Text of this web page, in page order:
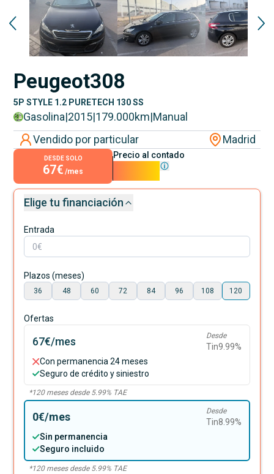
Peugeot308
5P STYLE 1.2 PURETECH 130 SS
Gasolina|2015|179.000km|Manual
Vendido por particular
Madrid
DESDE SOLO
67€ /mes
Precio al contado
Elige tu financiación
Entrada
Plazos (meses)
36 48 60 72 84 96 108 120
Ofertas
67€/mes Desde
Tin9.99%
Con permanencia 24 meses
Seguro de crédito y siniestro
*120meses desde 5.99% TAE
0€/mes Desde
Tin8.99%
Sin permanencia
Seguro incluido
*120meses desde 5.99% TAE